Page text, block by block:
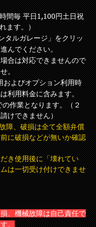
毎 平日1,100円土日祝
ます。）
タルガレージ」をクリッ
んでください。
は対応できませんので
。
およびオプション利用時
利用料金に含みます。
の作業となります。（２
けできません）
障、破損は全て全額弁償
に破損などが無いか確認
使用後に「壊れてい
は一切受け付けできませ
、機械故障は自己責任で
。